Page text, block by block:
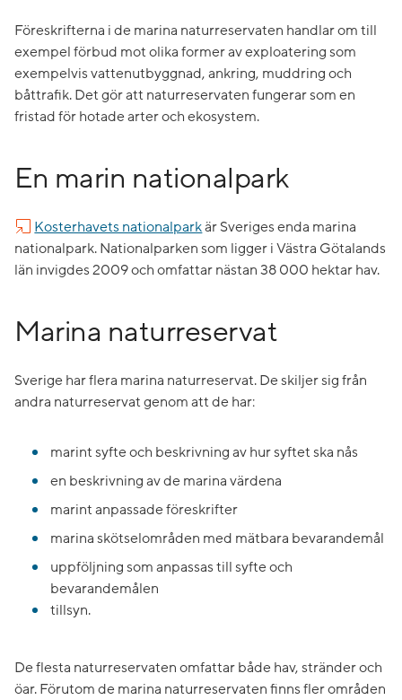
Föreskrifterna i de marina naturreservaten handlar om till
exempel förbud mot olika former av exploatering som
exempelvis vattenutbyggnad, ankring, muddring och
båttrafik. Det gör att naturreservaten fungerar som en
fristad för hotade arter och ekosystem.
En marin nationalpark
Kosterhavets nationalparkär Sveriges enda marina
nationalpark. Nationalparken som ligger i Västra Götalands
län invigdes 2009 och omfattar nästan 38 000 hektar hav.
Marina naturreservat
Sverige har flera marina naturreservat. De skiljer sig från
andra naturreservat genom att de har:
marint syfte och beskrivning av hur syftet ska nås
en beskrivning av de marina värdena
marint anpassade föreskrifter
marina skötselområden med mätbara bevarandemål
uppföljning som anpassas till syfte och
bevarandemålen
tillsyn.
De flesta naturreservaten omfattar både hav, stränder och
öar. Förutom de marina naturreservaten finns fler områden